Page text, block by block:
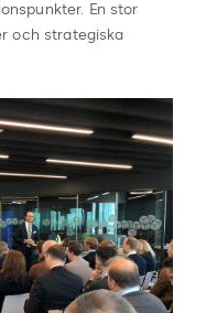
En stor
och strategiska